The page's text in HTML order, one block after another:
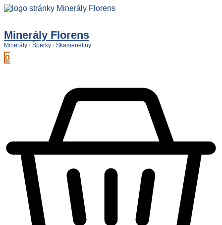
Preskočiť
Minerály Florens
Minerály · Šperky · Skameneliny
0